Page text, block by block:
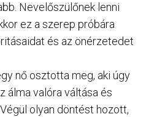
Nevelőszülőnek lenni
ez a szerep próbára
és az önérzetedet
nő osztotta meg, aki úgy
álma valóra váltása és
olyan döntést hozott,